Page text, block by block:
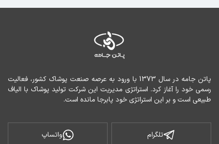
طبیعی است و بر این استراتژی خود پابرجا مانده است.
تلگرام واتساپ